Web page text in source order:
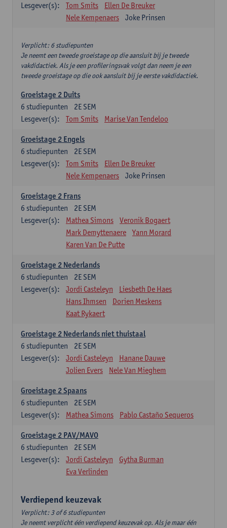
Lesgever(s):
Tom Smits
Ellen De Breuker
Nele Kempenaers
Joke Prinsen
Verplicht: 6 studiepunten
Je neemt een tweede groeistage op die aansluit bij je tweede
vakdidactiek. Als je een profileringsvak volgt dan neem je een
tweede groeistage op die ook aansluit bij je eerste vakdidactiek.
Groeistage 2 Duits
2E SEM
6 studiepunten
Lesgever(s):
Tom Smits Marise Van Tendeloo
Groeistage 2 Engels
2E SEM
6 studiepunten
Lesgever(s):
Tom Smits
Ellen De Breuker
Nele Kempenaers
Joke Prinsen
Groeistage 2 Frans
2E SEM
6 studiepunten
Lesgever(s):
Mathea Simons
Veronik Bogaert
Mark Demyttenaere
Yann Morard
Karen Van De Putte
Groeistage 2 Nederlands
2E SEM
6 studiepunten
Lesgever(s):
Jordi Casteleyn
Liesbeth De Haes
Hans Ihmsen
Dorien Meskens
Kaat Rykaert
Groeistage 2 Nederlands niet thuistaal
2E SEM
6 studiepunten
Lesgever(s):
Jordi Casteleyn
Hanane Dauwe
Jolien Evers
Nele Van Mieghem
Groeistage 2 Spaans
2E SEM
6 studiepunten
Lesgever(s):
Mathea Simons Pablo Castaño Sequeros
Groeistage 2 PAV/MAVO
2E SEM
6 studiepunten
Lesgever(s):
Jordi Casteleyn
Gytha Burman
Eva Verlinden
Verdiepend keuzevak
Verplicht: 3 of 6 studiepunten
Je neemt verplicht één verdiepend keuzevak op. Als je maar één